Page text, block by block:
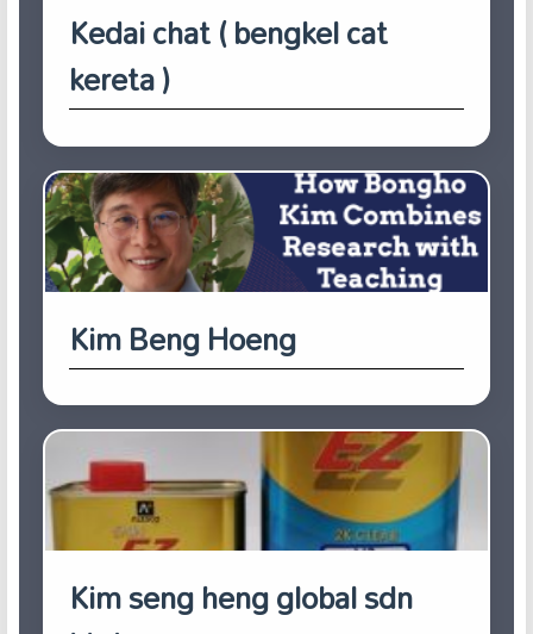
Kedai chat ( bengkel cat
kereta )
Kim Beng Hoeng
Kim seng heng global sdn